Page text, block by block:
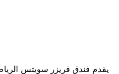
يقدم فندق فريزر سويتس